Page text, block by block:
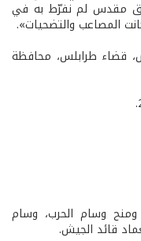
حق مقدس لم نفرّط به في
المصاعب والتضحيات».
طرابلس، قضاء طرابلس، محافظة
وسام الحرب، وسام
قائد الجيش.